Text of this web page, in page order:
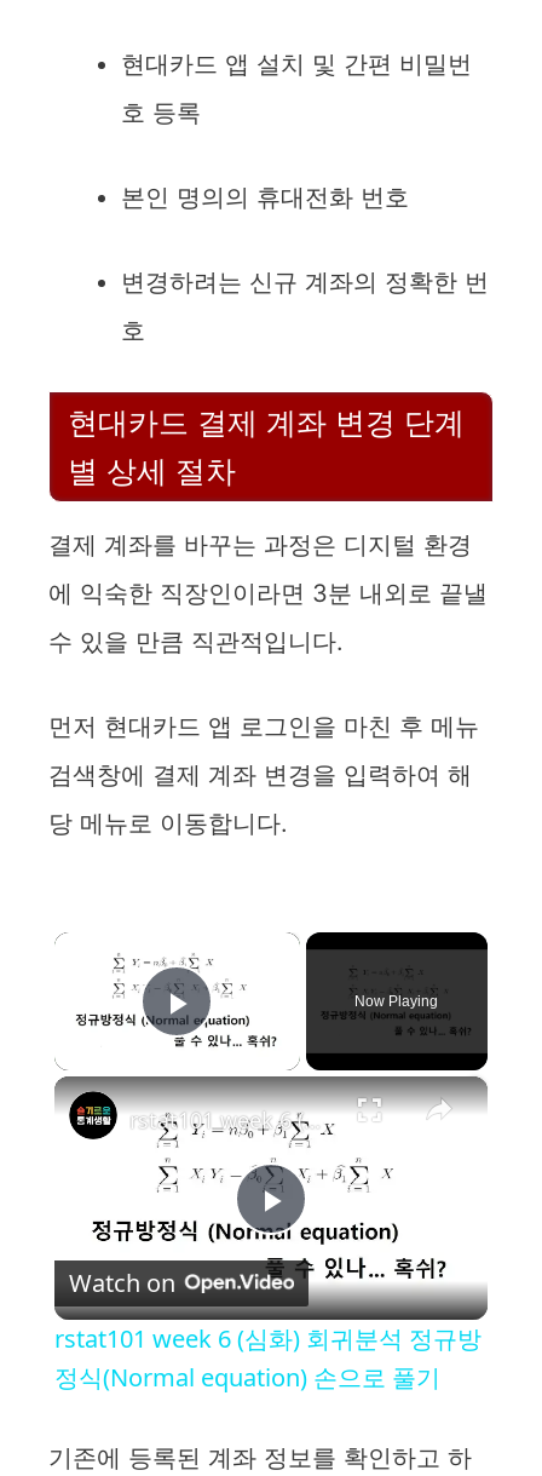
현대카드 앱 설치 및 간편 비밀번
호 등록
본인 명의의 휴대전화 번호
변경하려는 신규 계좌의 정확한 번
호
현대카드 결제 계좌 변경 단계
별 상세 절차
결제 계좌를 바꾸는 과정은 디지털 환경
에 익숙한 직장인이라면 3분 내외로 끝낼
수 있을 만큼 직관적입니다.
먼저 현대카드 앱 로그인을 마친 후 메뉴
검색창에 결제 계좌 변경을 입력하여 해
당 메뉴로 이동합니다.
×
Play Video
Now Playing
×
P
l
a
y
rstat101 week 6 (심화) 회귀분석 정규방정식(Normal equation) 손으로 풀기
Watch on
rstat101 week 6 (심화) 회귀분석 정규방
정식(Normal equation) 손으로 풀기
기존에 등록된 계좌 정보를 확인하고 하